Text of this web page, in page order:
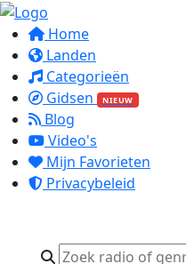
Home
Landen
Categorieën
Gidsen
NIEUW
Blog
Video's
Mijn Favorieten
Privacybeleid